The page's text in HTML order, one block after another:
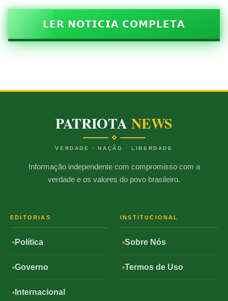
𝗟𝗘𝗥 𝗡𝗢𝗧𝗜𝗖𝗜𝗔 𝗖𝗢𝗠𝗣𝗟𝗘𝗧𝗔
PATRIOTANEWS
VERDADE · NAÇÃO · LIBERDADE
Informação independente com compromisso com a
verdade e os valores do povo brasileiro.
EDITORIAS
Política
Governo
Internacional
INSTITUCIONAL
Sobre Nós
Termos de Uso